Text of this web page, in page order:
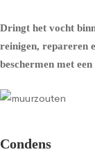
Dringt het vocht
reinigen, repareren
beschermen met een
Condens